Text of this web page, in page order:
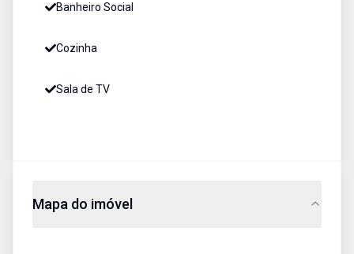
Banheiro Social
Cozinha
Sala de TV
Mapa do imóvel